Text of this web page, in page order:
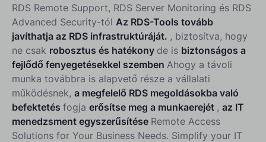
RDS Remote Support, RDS Server Monitoring és RDS
Advanced Security-tól Az RDS-Tools tovább
javíthatja az RDS infrastruktúráját. , biztosítva, hogy
ne csak robosztus és hatékony de is biztonságos a
fejlődő fenyegetésekkel szemben Ahogy a távoli
munka továbbra is alapvető része a vállalati
működésnek, a megfelelő RDS megoldásokba való
befektetés fogja erősítse meg a munkaerejét , az IT
menedzsment egyszerűsítése Remote Access
Solutions for Your Business Needs. Simplify your IT